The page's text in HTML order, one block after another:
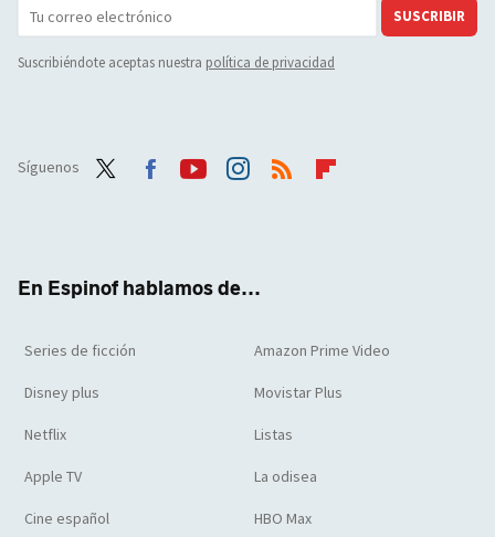
SUSCRIBIR
Suscribiéndote aceptas nuestra política de privacidad
Síguenos
En Espinof hablamos de...
Series de ficción Amazon Prime Video
Disney plus Movistar Plus
Netflix Listas
Apple TV La odisea
Cine español HBO Max